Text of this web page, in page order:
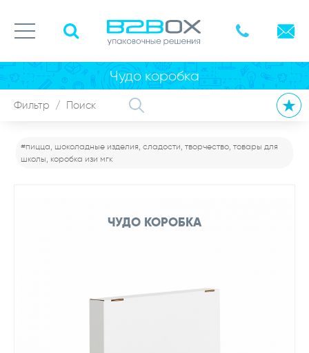
Чудо коробка
#пицца, шоколадные изделия, сладости, творчество, товары для
школы, коробка изи мгк
ЧУДО КОРОБКА